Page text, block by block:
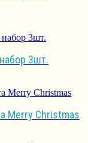
3шт.
Merry Christmas